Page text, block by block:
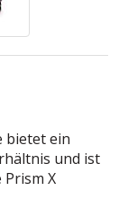
bietet ein
und ist
X